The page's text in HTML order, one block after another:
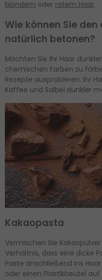
blondem oder rotem Haar.
Wie können Sie
natürlich betonen?
Möchten Sie Ihr Haar
chemischen Farben zu
Rezepte ausprobieren. Ihr
Kaffee und Salbei dunkler
Kakaopasta
Vermischen Sie
Verhältnis, dass eine dicke
Paste anschließend ins
oder einen Plastikbeutel auf